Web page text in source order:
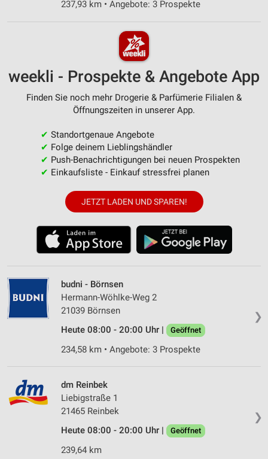
237,93 km • Angebote: 3 Prospekte
weekli - Prospekte & Angebote App
Finden Sie noch mehr Drogerie & Parfümerie Filialen &
Öffnungszeiten in unserer App.
✔ Standortgenaue Angebote
✔ Folge deinem Lieblingshändler
✔ Push-Benachrichtigungen bei neuen Prospekten
✔ Einkaufsliste - Einkauf stressfrei planen
JETZT LADEN UND SPAREN!
❯
budni - Börnsen
Hermann-Wöhlke-Weg 2
21039 Börnsen
Heute 08:00 - 20:00 Uhr |
Geöffnet
234,58 km • Angebote: 3 Prospekte
❯
dm Reinbek
Liebigstraße 1
21465 Reinbek
Heute 08:00 - 20:00 Uhr |
Geöffnet
239,64 km